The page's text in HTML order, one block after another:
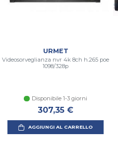
URMET
Videosorveglianza nvr 4k 8ch h.265 poe
1098/328p
Disponibile 1-3 giorni
307,35 €
AGGIUNGI AL CARRELLO